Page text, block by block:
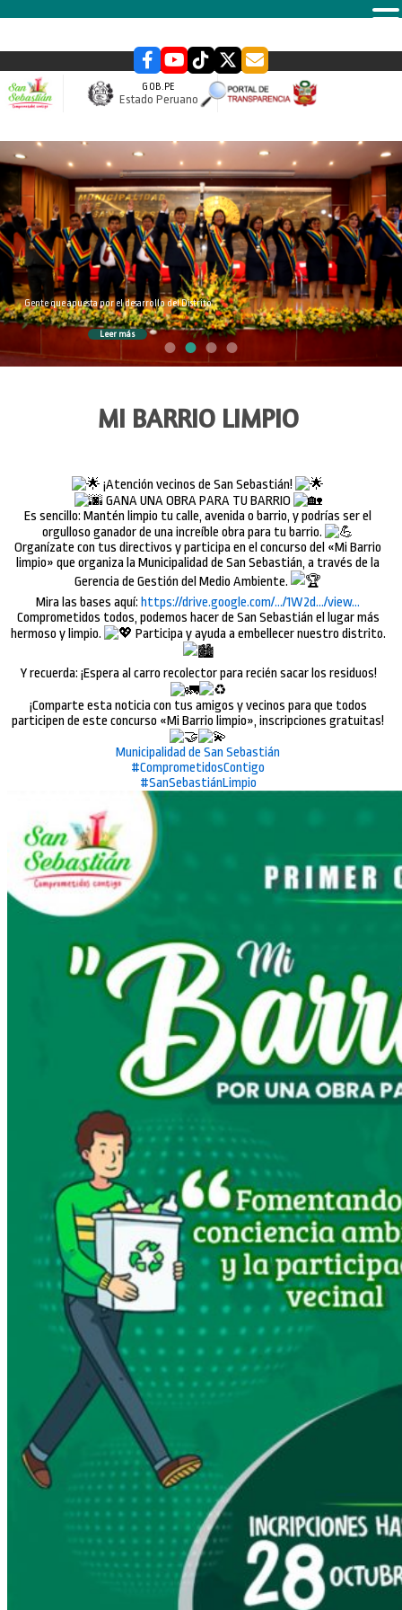
GOB.PE
Estado Peruano
slider
Gente que apuesta por el desarrollo del Distrito
Leer más
MI BARRIO LIMPIO
¡Atención vecinos de San Sebastián!
GANA UNA OBRA PARA TU BARRIO
Es sencillo: Mantén limpio tu calle, avenida o barrio, y podrías ser el
orgulloso ganador de una increíble obra para tu barrio.
Organízate con tus directivos y participa en el concurso del «Mi Barrio
limpio» que organiza la Municipalidad de San Sebastián, a través de la
Gerencia de Gestión del Medio Ambiente.
Mira las bases aquí: https://drive.google.com/…/1W2d…/view…
Comprometidos todos, podemos hacer de San Sebastián el lugar más
hermoso y limpio.
Participa y ayuda a embellecer nuestro distrito.
Y recuerda: ¡Espera al carro recolector para recién sacar los residuos!
¡Comparte esta noticia con tus amigos y vecinos para que todos
participen de este concurso «Mi Barrio limpio», inscripciones gratuitas!
Municipalidad de San Sebastián
#ComprometidosContigo
#SanSebastiánLimpio